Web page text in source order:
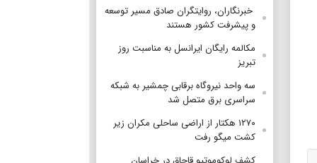
‌ خبرنگاران، روایتگران صادق مسیر توسعه
و پیشرفت کشور هستند
مکالمه رایگان ایرانسل به مناسبت روز
تبریز
سه واحد نیروگاه برقابی چمشیر به شبکه
سراسری برق متصل شد
۱۲۷۰ هکتار از اراضی ساحلی مکران زیر
کشت میگو رفت